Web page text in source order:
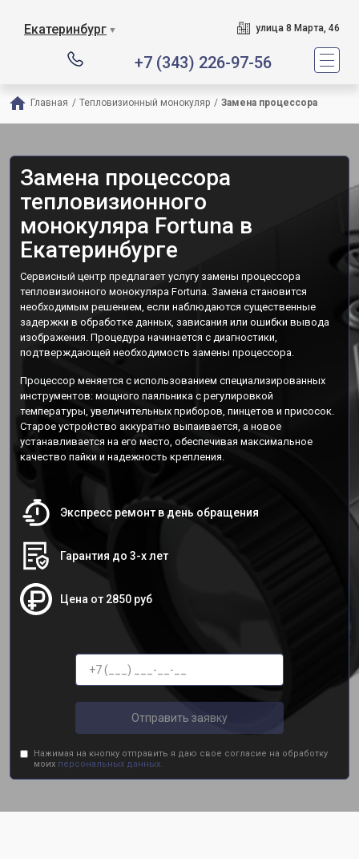
Екатеринбург ▼ улица 8 Марта, 46
+7 (343) 226-97-56
Главная / Тепловизионный монокуляр / Замена процессора
Замена процессора
тепловизионного
монокуляра Fortuna в
Екатеринбурге
Сервисный центр предлагает услугу замены процессора
тепловизионного монокуляра Fortuna. Замена становится
необходимым решением, если наблюдаются существенные
задержки в обработке данных, зависания или ошибки вывода
изображения. Процедура начинается с диагностики,
подтверждающей необходимость замены процессора.
Процессор меняется с использованием специализированных
инструментов: мощного паяльника с регулировкой
температуры, увеличительных приборов, пинцетов и присосок.
Старое устройство аккуратно выпаивается, а новое
устанавливается на его место, обеспечивая максимальное
качество пайки и надежность крепления.
Экспресс ремонт в день обращения
Гарантия до 3-х лет
Цена от 2850 руб
Отправить заявку
Нажимая на кнопку отправить я даю свое согласие на обработку
моих персональных данных.